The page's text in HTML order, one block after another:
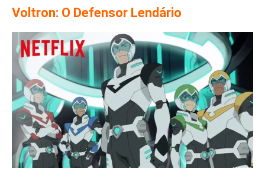
Voltron: O Defensor Lendário